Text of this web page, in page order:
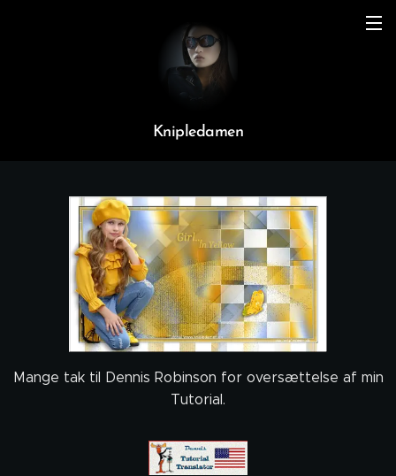
Knipledamen
Mange tak til Dennis Robinson for oversættelse af min
Tutorial.